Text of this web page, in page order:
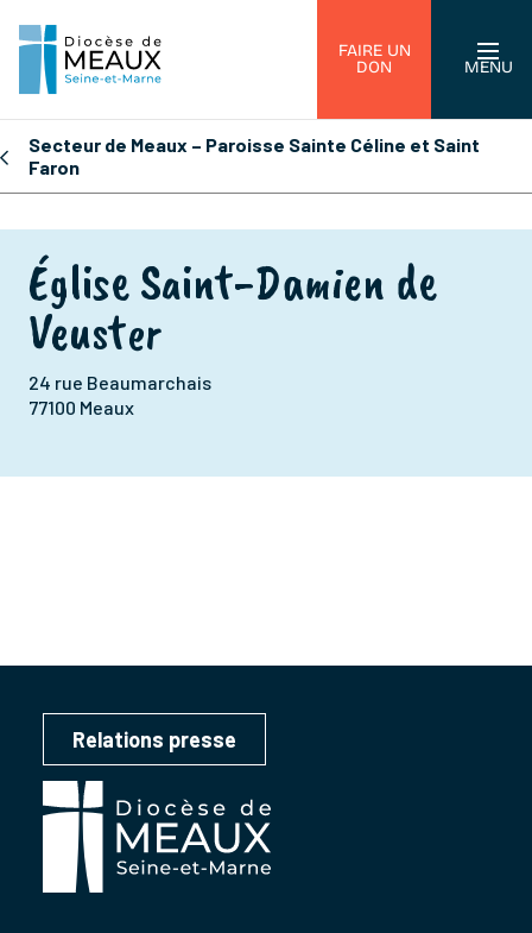
FAIRE UN
DON
MENU
Secteur de Meaux – Paroisse Sainte Céline et Saint
Faron
Église Saint-Damien de
Veuster
24 rue Beaumarchais
77100 Meaux
Relations presse